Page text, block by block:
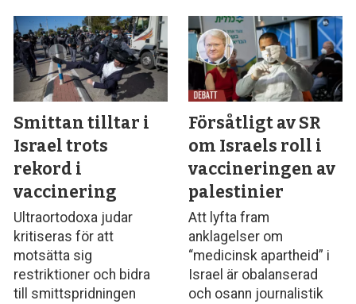
Smittan tilltar i
Israel trots
rekord i
vaccinering
Ultraortodoxa judar
kritiseras för att
motsätta sig
restriktioner och bidra
till smittspridningen
Försåtligt av SR
om Israels roll i
vaccineringen av
palestinier
Att lyfta fram
anklagelser om
“medicinsk apartheid” i
Israel är obalanserad
och osann journalistik